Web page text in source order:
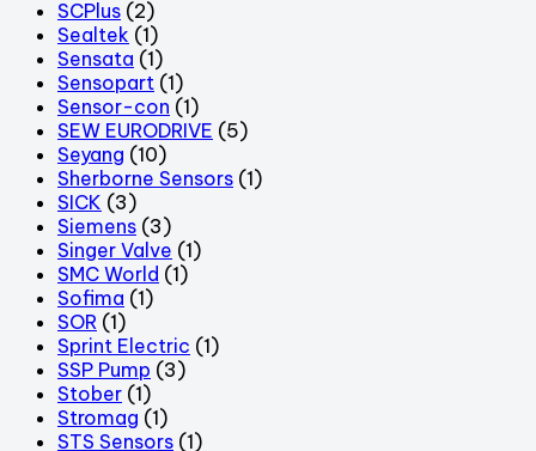
SCPlus (2)
Sealtek (1)
Sensata (1)
Sensopart (1)
Sensor-con (1)
SEW EURODRIVE (5)
Seyang (10)
Sherborne Sensors (1)
SICK (3)
Siemens (3)
Singer Valve (1)
SMC World (1)
Sofima (1)
SOR (1)
Sprint Electric (1)
SSP Pump (3)
Stober (1)
Stromag (1)
STS Sensors (1)